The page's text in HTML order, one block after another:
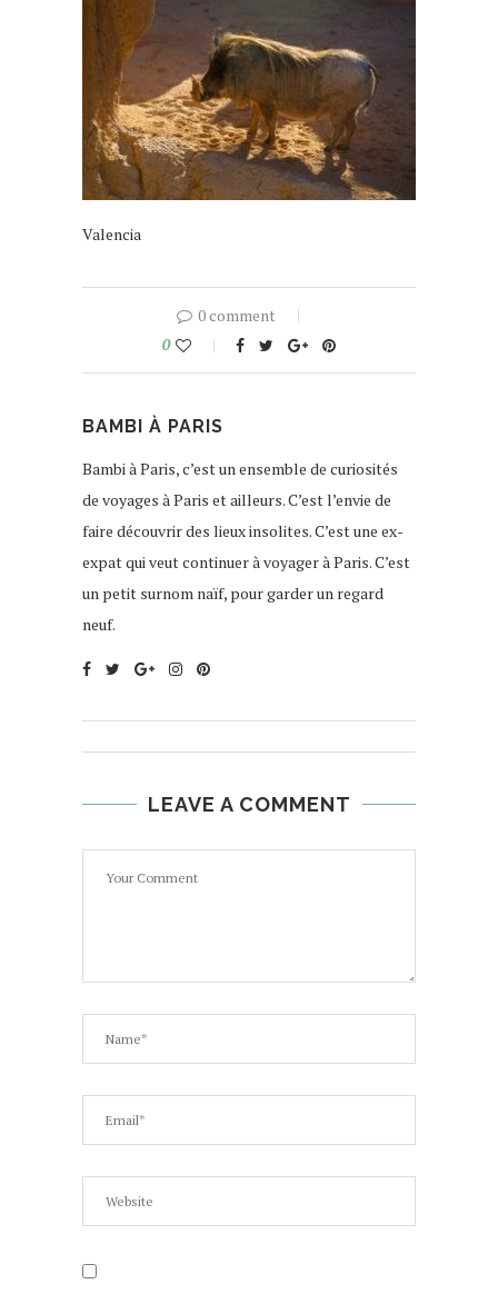
Valencia
0 comment
0
BAMBI À PARIS
Bambi à Paris, c’est un ensemble de curiosités
de voyages à Paris et ailleurs. C’est l’envie de
faire découvrir des lieux insolites. C’est une ex-
expat qui veut continuer à voyager à Paris. C’est
un petit surnom naïf, pour garder un regard
neuf.
LEAVE A COMMENT